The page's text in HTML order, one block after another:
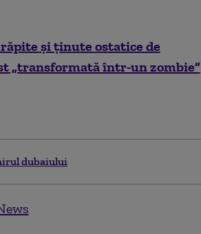
și ținute ostatice de
„transformată într-un zombie”
dubaiului